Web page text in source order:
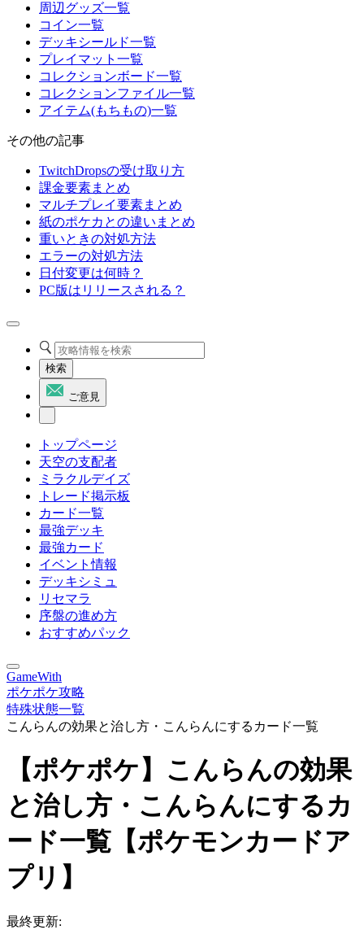
周辺グッズ一覧
コイン一覧
デッキシールド一覧
プレイマット一覧
コレクションボード一覧
コレクションファイル一覧
アイテム(もちもの)一覧
その他の記事
TwitchDropsの受け取り方
課金要素まとめ
マルチプレイ要素まとめ
紙のポケカとの違いまとめ
重いときの対処方法
エラーの対処方法
日付変更は何時？
PC版はリリースされる？
検索
ご意見
トップページ
天空の支配者
ミラクルデイズ
トレード掲示板
カード一覧
最強デッキ
最強カード
イベント情報
デッキシミュ
リセマラ
序盤の進め方
おすすめパック
GameWith
ポケポケ攻略
特殊状態一覧
こんらんの効果と治し方・こんらんにするカード一覧
【ポケポケ】こんらんの効果
と治し方・こんらんにするカ
ード一覧【ポケモンカードア
プリ】
最終更新: